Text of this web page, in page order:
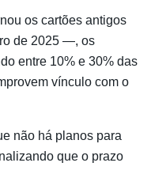
os cartões antigos
de 2025 —, os
entre 10% e 30% das
vínculo com o
não há planos para
que o prazo